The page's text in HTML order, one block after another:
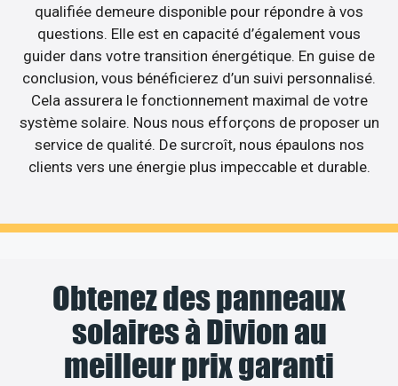
qualifiée demeure disponible pour répondre à vos
questions. Elle est en capacité d’également vous
guider dans votre transition énergétique. En guise de
conclusion, vous bénéficierez d’un suivi personnalisé.
Cela assurera le fonctionnement maximal de votre
système solaire. Nous nous efforçons de proposer un
service de qualité. De surcroît, nous épaulons nos
clients vers une énergie plus impeccable et durable.
Obtenez des panneaux
solaires à Divion au
meilleur prix garanti